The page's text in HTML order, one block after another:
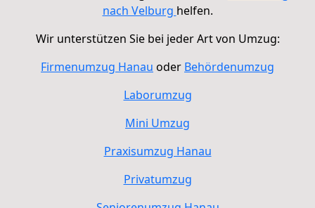
nach Velburg helfen.
Wir unterstützen Sie bei jeder Art von Umzug:
Firmenumzug Hanau oder Behördenumzug
Laborumzug
Mini Umzug
Praxisumzug Hanau
Privatumzug